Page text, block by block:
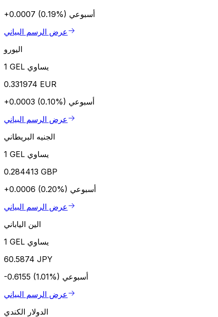
+0.0007 (0.19%) أسبوعي
عرض الرسم البياني
اليورو
1 GEL يساوي
0.331974 EUR
+0.0003 (0.10%) أسبوعي
عرض الرسم البياني
الجنيه البريطاني
1 GEL يساوي
0.284413 GBP
+0.0006 (0.20%) أسبوعي
عرض الرسم البياني
الين الياباني
1 GEL يساوي
60.5874 JPY
-0.6155 (1.01%) أسبوعي
عرض الرسم البياني
الدولار الكندي